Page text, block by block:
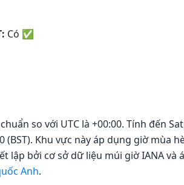
Có ✅
so với UTC là +00:00. Tính đến
Khu vực này áp dụng giờ mùa
lập bởi cơ sở dữ liệu múi giờ IANA và
Anh.